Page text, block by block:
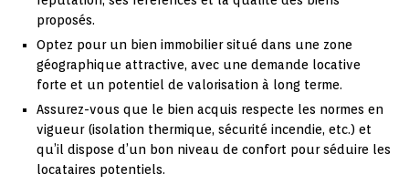
proposés.
Optez pour un bien immobilier situé dans une zone
géographique attractive, avec une demande locative
forte et un potentiel de valorisation à long terme.
Assurez-vous que le bien acquis respecte les normes en
vigueur (isolation thermique, sécurité incendie, etc.) et
qu’il dispose d’un bon niveau de confort pour séduire les
locataires potentiels.